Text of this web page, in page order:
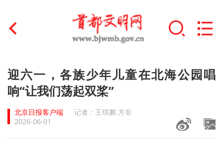
首页
文明创建
文明实践
迎六一，各族少年儿童在北海公园唱
响“让我们荡起双桨”
北京日报客户端
记者：王琪鹏 方非
2026-06-01